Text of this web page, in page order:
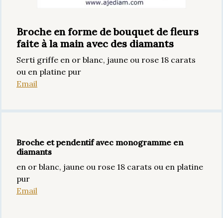
Broche en forme de bouquet de fleurs
faite à la main avec des diamants
Serti griffe en or blanc, jaune ou rose 18 carats
ou en platine pur
Email
Broche et pendentif avec monogramme en
diamants
en or blanc, jaune ou rose 18 carats ou en platine
pur
Email